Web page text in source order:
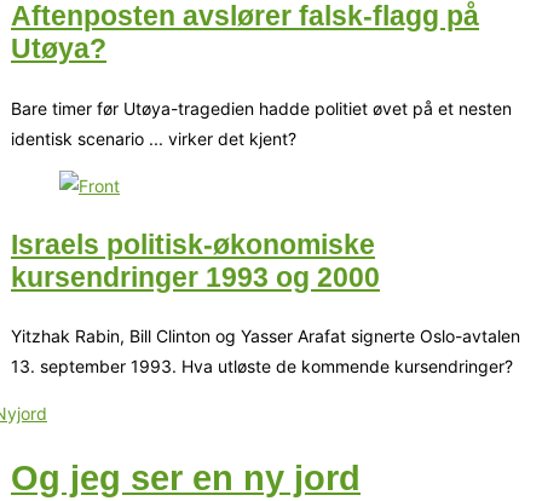
Aftenposten avslører falsk-flagg på
Utøya?
Bare timer før Utøya-tragedien hadde politiet øvet på et nesten
identisk scenario ... virker det kjent?
Israels politisk-økonomiske
kursendringer 1993 og 2000
Yitzhak Rabin, Bill Clinton og Yasser Arafat signerte Oslo-avtalen
13. september 1993. Hva utløste de kommende kursendringer?
Og jeg ser en ny jord